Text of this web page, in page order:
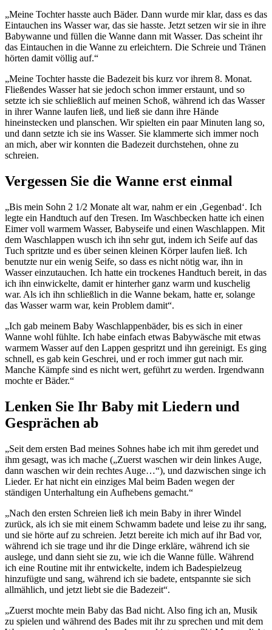
„Meine Tochter hasste auch Bäder. Dann wurde mir klar, dass es das
Eintauchen ins Wasser war, das sie hasste. Jetzt setzen wir sie in ihre
Babywanne und füllen die Wanne dann mit Wasser. Das scheint ihr
das Eintauchen in die Wanne zu erleichtern. Die Schreie und Tränen
hörten damit völlig auf.“
„Meine Tochter hasste die Badezeit bis kurz vor ihrem 8. Monat.
Fließendes Wasser hat sie jedoch schon immer erstaunt, und so
setzte ich sie schließlich auf meinen Schoß, während ich das Wasser
in ihrer Wanne laufen ließ, und ließ sie dann ihre Hände
hineinstecken und planschen. Wir spielten ein paar Minuten lang so,
und dann setzte ich sie ins Wasser. Sie klammerte sich immer noch
an mich, aber wir konnten die Badezeit durchstehen, ohne zu
schreien.
Vergessen Sie die Wanne erst einmal
„Bis mein Sohn 2 1/2 Monate alt war, nahm er ein ‚Gegenbad‘. Ich
legte ein Handtuch auf den Tresen. Im Waschbecken hatte ich einen
Eimer voll warmem Wasser, Babyseife und einen Waschlappen. Mit
dem Waschlappen wusch ich ihn sehr gut, indem ich Seife auf das
Tuch spritzte und es über seinen kleinen Körper laufen ließ. Ich
benutzte nur ein wenig Seife, so dass es nicht nötig war, ihn in
Wasser einzutauchen. Ich hatte ein trockenes Handtuch bereit, in das
ich ihn einwickelte, damit er hinterher ganz warm und kuschelig
war. Als ich ihn schließlich in die Wanne bekam, hatte er, solange
das Wasser warm war, kein Problem damit“.
„Ich gab meinem Baby Waschlappenbäder, bis es sich in einer
Wanne wohl fühlte. Ich habe einfach etwas Babywäsche mit etwas
warmem Wasser auf den Lappen gespritzt und ihn gereinigt. Es ging
schnell, es gab kein Geschrei, und er roch immer gut nach mir.
Manche Kämpfe sind es nicht wert, geführt zu werden. Irgendwann
mochte er Bäder.“
Lenken Sie Ihr Baby mit Liedern und
Gesprächen ab
„Seit dem ersten Bad meines Sohnes habe ich mit ihm geredet und
ihm gesagt, was ich mache („Zuerst waschen wir dein linkes Auge,
dann waschen wir dein rechtes Auge…“), und dazwischen singe ich
Lieder. Er hat nicht ein einziges Mal beim Baden wegen der
ständigen Unterhaltung ein Aufhebens gemacht.“
„Nach den ersten Schreien ließ ich mein Baby in ihrer Windel
zurück, als ich sie mit einem Schwamm badete und leise zu ihr sang,
und sie hörte auf zu schreien. Jetzt bereite ich mich auf ihr Bad vor,
während ich sie trage und ihr die Dinge erkläre, während ich sie
auslege, und dann sieht sie zu, wie ich die Wanne fülle. Während
ich eine Routine mit ihr entwickelte, indem ich Badespielzeug
hinzufügte und sang, während ich sie badete, entspannte sie sich
allmählich, und jetzt liebt sie die Badezeit“.
„Zuerst mochte mein Baby das Bad nicht. Also fing ich an, Musik
zu spielen und während des Bades mit ihr zu sprechen und mit dem